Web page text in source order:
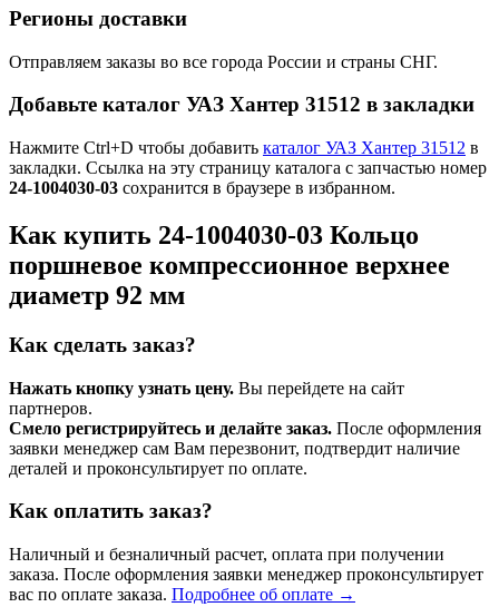
Регионы доставки
Отправляем заказы во все города России и страны СНГ.
Добавьте каталог УАЗ Хантер 31512 в закладки
Нажмите Ctrl+D чтобы добавить каталог УАЗ Хантер 31512 в
закладки. Ссылка на эту страницу каталога с запчастью номер
24-1004030-03 сохранится в браузере в избранном.
Как купить 24-1004030-03 Кольцо
поршневое компрессионное верхнее
диаметр 92 мм
Как сделать заказ?
Нажать кнопку узнать цену. Вы перейдете на сайт
партнеров.
Смело регистрируйтесь и делайте заказ. После оформления
заявки менеджер сам Вам перезвонит, подтвердит наличие
деталей и проконсультирует по оплате.
Как оплатить заказ?
Наличный и безналичный расчет, оплата при получении
заказа. После оформления заявки менеджер проконсультирует
вас по оплате заказа. Подробнее об оплате →